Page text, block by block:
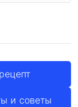
и советы